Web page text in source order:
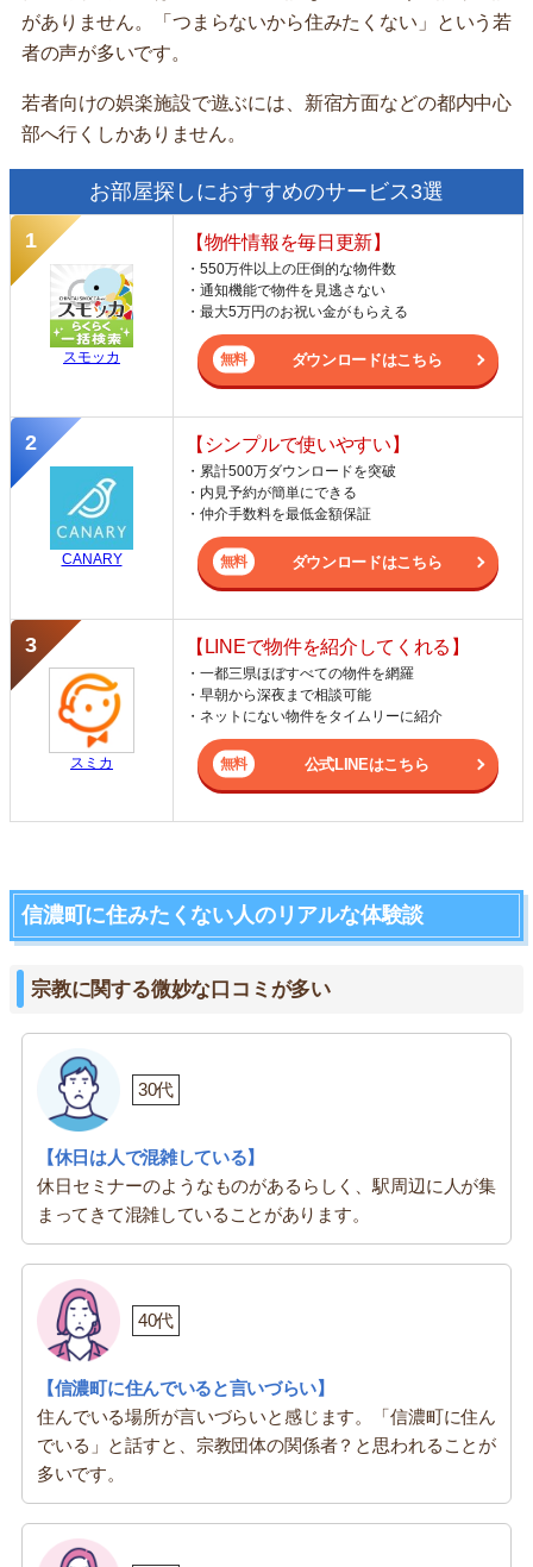
がありません。「つまらないから住みたくない」という若
者の声が多いです。
若者向けの娯楽施設で遊ぶには、新宿方面などの都内中心
部へ行くしかありません。
お部屋探しにおすすめのサービス3選
スモッカ
【物件情報を毎日更新】
・550万件以上の圧倒的な物件数
・通知機能で物件を見逃さない
・最大5万円のお祝い金がもらえる
ダウンロードはこちら
CANARY
【シンプルで使いやすい】
・累計500万ダウンロードを突破
・内見予約が簡単にできる
・仲介手数料を最低金額保証
ダウンロードはこちら
スミカ
【LINEで物件を紹介してくれる】
・一都三県ほぼすべての物件を網羅
・早朝から深夜まで相談可能
・ネットにない物件をタイムリーに紹介
公式LINEはこちら
信濃町に住みたくない人のリアルな体験談
宗教に関する微妙な口コミが多い
30代
【休日は人で混雑している】
休日セミナーのようなものがあるらしく、駅周辺に人が集
まってきて混雑していることがあります。
40代
【信濃町に住んでいると言いづらい】
住んでいる場所が言いづらいと感じます。「信濃町に住ん
でいる」と話すと、宗教団体の関係者？と思われることが
多いです。